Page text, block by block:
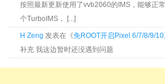
按照最新更新使用了vvb2060的IMS，能够正
个TurboIMS， [...]
H Zeng 发表在《免ROOT开启Pixel 6/7/8/9/
补充 我这边暂时还没遇到问题